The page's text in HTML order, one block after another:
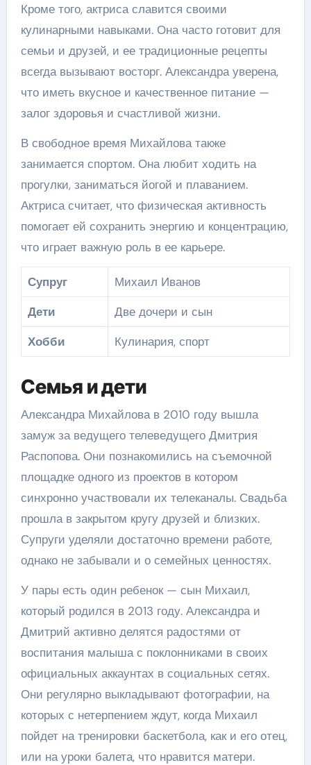
Кроме того, актриса славится своими
кулинарными навыками. Она часто готовит для
семьи и друзей, и ее традиционные рецепты
всегда вызывают восторг. Александра уверена,
что иметь вкусное и качественное питание —
залог здоровья и счастливой жизни.
В свободное время Михайлова также
занимается спортом. Она любит ходить на
прогулки, заниматься йогой и плаванием.
Актриса считает, что физическая активность
помогает ей сохранить энергию и концентрацию,
что играет важную роль в ее карьере.
Супруг
Михаил Иванов
Дети
Две дочери и сын
Хобби
Кулинария, спорт
Семья и дети
Александра Михайлова в 2010 году вышла
замуж за ведущего телеведущего Дмитрия
Распопова. Они познакомились на съемочной
площадке одного из проектов в котором
синхронно участвовали их телеканалы. Свадьба
прошла в закрытом кругу друзей и близких.
Супруги уделяли достаточно времени работе,
однако не забывали и о семейных ценностях.
У пары есть один ребенок — сын Михаил,
который родился в 2013 году. Александра и
Дмитрий активно делятся радостями от
воспитания малыша с поклонниками в своих
официальных аккаунтах в социальных сетях.
Они регулярно выкладывают фотографии, на
которых с нетерпением ждут, когда Михаил
пойдет на тренировки баскетбола, как и его отец,
или на уроки балета, что нравится матери.